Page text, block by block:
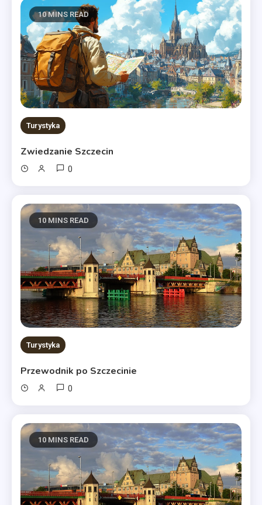
10 MINS READ
Turystyka
Zwiedzanie Szczecin
0
10 MINS READ
Turystyka
Przewodnik po Szczecinie
0
10 MINS READ